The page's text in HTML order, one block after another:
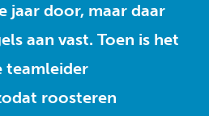
jaar door, maar daar
aan vast. Toen is het
teamleider
roosteren